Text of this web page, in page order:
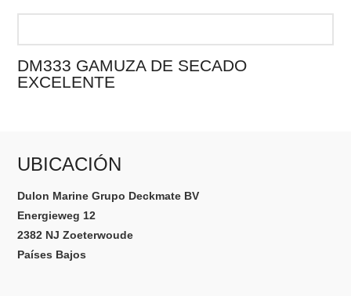
DM333 GAMUZA DE SECADO
EXCELENTE
UBICACIÓN
Dulon Marine Grupo Deckmate BV
Energieweg 12
2382 NJ Zoeterwoude
Países Bajos